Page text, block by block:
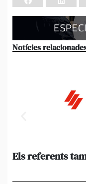
Notícies
Els referents